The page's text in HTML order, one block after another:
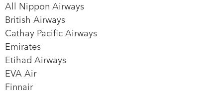
All Nippon Airways
British Airways
Cathay Pacific Airways
Emirates
Etihad Airways
EVA Air
Finnair